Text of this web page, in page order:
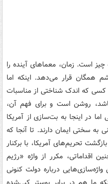
است. زمان، معماهای آینده را
همگان قرار می‌دهد. اینکه اما
کسی که اندک‌ شناختی از مناسبات
روشن است و برای فهم آن،
اما در اینجا به بت‌سازی از آمریکا
سختی ایمان دارند. تا آنجا که
تحریم‌های آمریکا، با برکنار
مکرر از واژه «رژیم
درباره دولت کنونی